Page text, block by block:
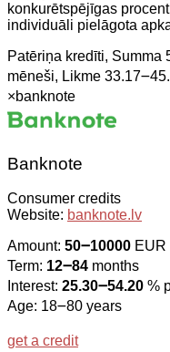
konkurētspējīgas
individuāli pielāgota
Patēriņa kredīti, Summa
mēneši, Likme
×banknote
Banknote
Consumer credits
Website: banknote.lv
Amount: 50౼10000 EUR
Term: 12౼84 months
Interest: 25.30౼54.20 %
Age: 18౼80 years
get a credit